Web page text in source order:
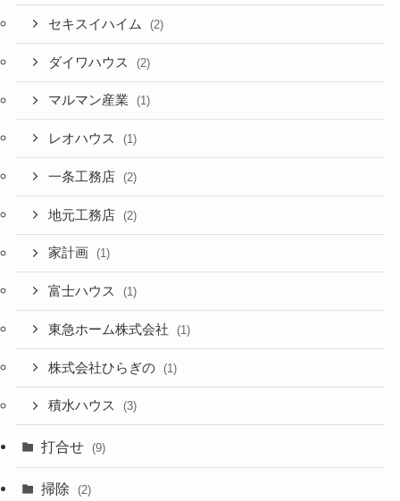
セキスイハイム (2)
ダイワハウス (2)
マルマン産業 (1)
レオハウス (1)
一条工務店 (2)
地元工務店 (2)
家計画 (1)
富士ハウス (1)
東急ホーム株式会社 (1)
株式会社ひらぎの (1)
積水ハウス (3)
打合せ (9)
掃除 (2)